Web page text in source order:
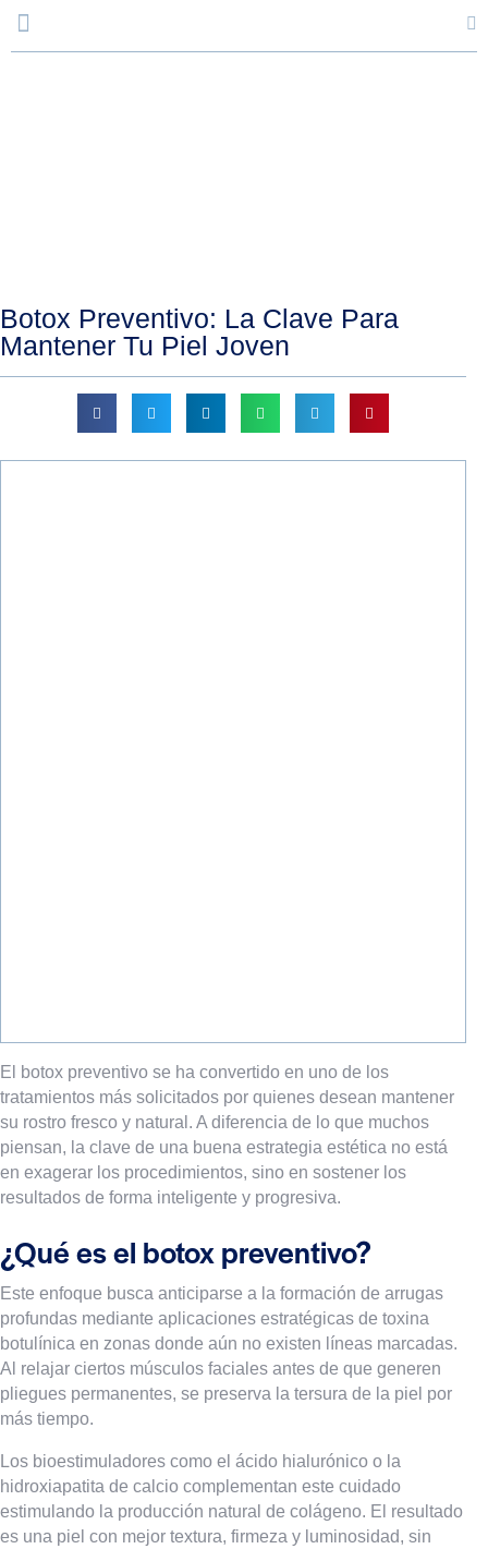
Botox Preventivo: La Clave Para
Mantener Tu Piel Joven
El botox preventivo se ha convertido en uno de los
tratamientos más solicitados por quienes desean mantener
su rostro fresco y natural. A diferencia de lo que muchos
piensan, la clave de una buena estrategia estética no está
en exagerar los procedimientos, sino en sostener los
resultados de forma inteligente y progresiva.
¿Qué es el botox preventivo?
Este enfoque busca anticiparse a la formación de arrugas
profundas mediante aplicaciones estratégicas de toxina
botulínica en zonas donde aún no existen líneas marcadas.
Al relajar ciertos músculos faciales antes de que generen
pliegues permanentes, se preserva la tersura de la piel por
más tiempo.
Los bioestimuladores como el ácido hialurónico o la
hidroxiapatita de calcio complementan este cuidado
estimulando la producción natural de colágeno. El resultado
es una piel con mejor textura, firmeza y luminosidad, sin